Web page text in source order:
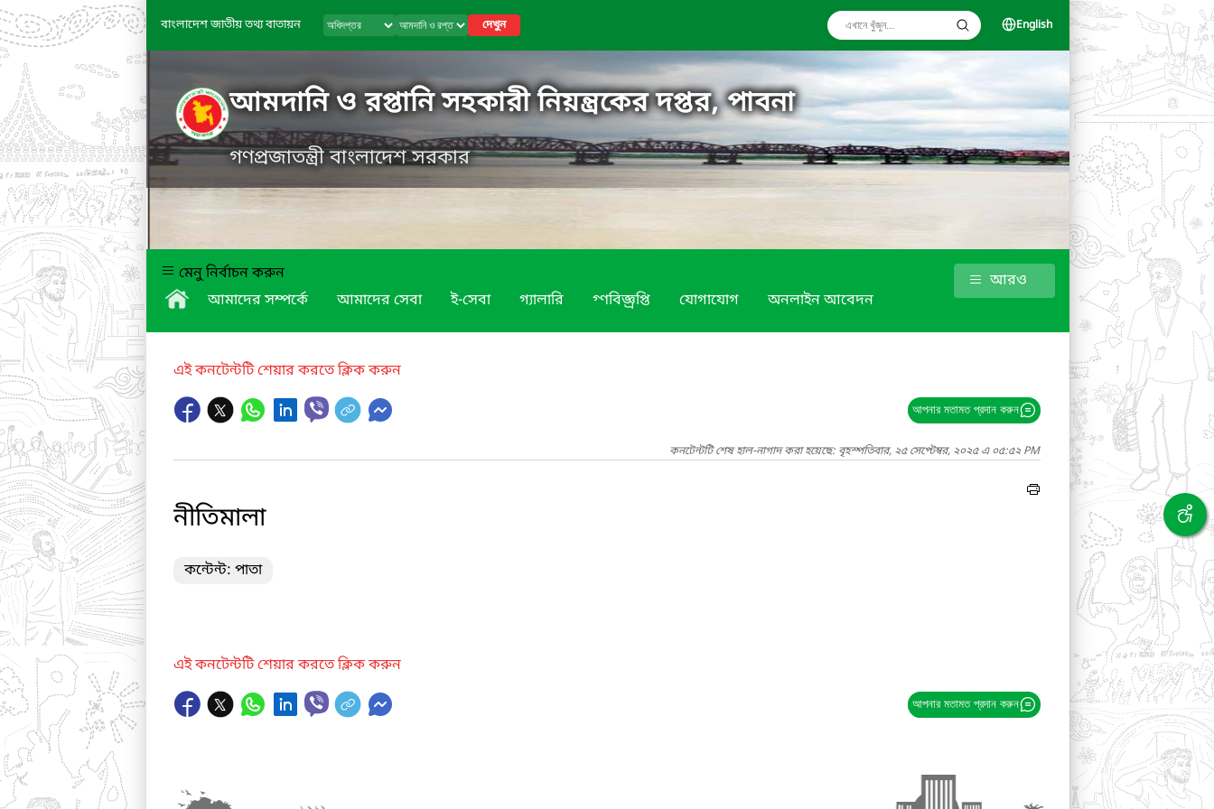
বাংলাদেশ জাতীয় তথ্য বাতায়ন দেখুন English
আমদানি ও রপ্তানি সহকারী নিয়ন্ত্রকের দপ্তর, পাবনা
গণপ্রজাতন্ত্রী বাংলাদেশ সরকার
মেনু নির্বাচন করুন
আমাদের সম্পর্কে
আমাদের সেবা ই-সেবা গ্যালারি গ্ণবিজ্ঞ্রপ্তি যোগাযোগ অনলাইন আবেদন
আরও
এই কনটেন্টটি শেয়ার করতে ক্লিক করুন
আপনার মতামত প্রদান করুন
কনটেন্টটি শেষ হাল-নাগাদ করা হয়েছে: বৃহস্পতিবার, ২৫ সেপ্টেম্বর, ২০২৫ এ ০৫:৫২ PM
নীতিমালা
কন্টেন্ট: পাতা
এই কনটেন্টটি শেয়ার করতে ক্লিক করুন
আপনার মতামত প্রদান করুন